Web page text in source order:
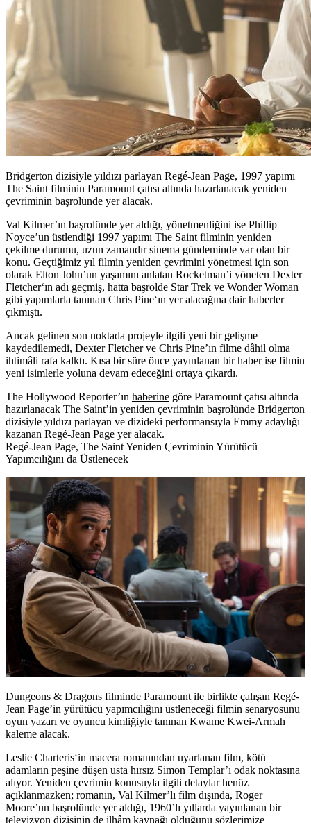
Bridgerton dizisiyle yıldızı parlayan Regé-Jean Page, 1997 yapımı
The Saint filminin Paramount çatısı altında hazırlanacak yeniden
çevriminin başrolünde yer alacak.
Val Kilmer’ın başrolünde yer aldığı, yönetmenliğini ise Phillip
Noyce’un üstlendiği 1997 yapımı The Saint filminin yeniden
çekilme durumu, uzun zamandır sinema gündeminde var olan bir
konu. Geçtiğimiz yıl filmin yeniden çevrimini yönetmesi için son
olarak Elton John’un yaşamını anlatan Rocketman’i yöneten Dexter
Fletcher‘ın adı geçmiş, hatta başrolde Star Trek ve Wonder Woman
gibi yapımlarla tanınan Chris Pine‘ın yer alacağına dair haberler
çıkmıştı.
Ancak gelinen son noktada projeyle ilgili yeni bir gelişme
kaydedilemedi, Dexter Fletcher ve Chris Pine’ın filme dâhil olma
ihtimâli rafa kalktı. Kısa bir süre önce yayınlanan bir haber ise filmin
yeni isimlerle yoluna devam edeceğini ortaya çıkardı.
The Hollywood Reporter’ın haberine göre Paramount çatısı altında
hazırlanacak The Saint’in yeniden çevriminin başrolünde Bridgerton
dizisiyle yıldızı parlayan ve dizideki performansıyla Emmy adaylığı
kazanan Regé-Jean Page yer alacak.
Regé-Jean Page, The Saint Yeniden Çevriminin Yürütücü
Yapımcılığını da Üstlenecek
Dungeons & Dragons filminde Paramount ile birlikte çalışan Regé-
Jean Page’in yürütücü yapımcılığını üstleneceği filmin senaryosunu
oyun yazarı ve oyuncu kimliğiyle tanınan Kwame Kwei-Armah
kaleme alacak.
Leslie Charteris‘in macera romanından uyarlanan film, kötü
adamların peşine düşen usta hırsız Simon Templar’ı odak noktasına
alıyor. Yeniden çevrimin konusuyla ilgili detaylar henüz
açıklanmazken; romanın, Val Kilmer’lı film dışında, Roger
Moore’un başrolünde yer aldığı, 1960’lı yıllarda yayınlanan bir
televizyon dizisinin de ilhâm kaynağı olduğunu sözlerimize